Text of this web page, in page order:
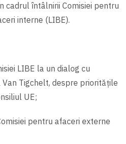
cadrul întâlnirii Comisiei pentru
interne (LIBE).
LIBE la un dialog cu
Tigchelt, despre prioritățile
UE;
pentru afaceri externe